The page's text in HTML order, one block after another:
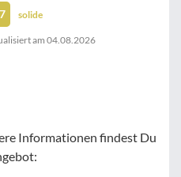
solide
am04.08.2026
Informationen findest Du